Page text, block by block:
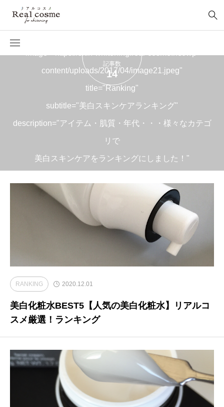
image="https://skin-whitening.real-cosme.net/wp-
content/uploads/2017/04/image21.jpeg"
title="Ranking"
subtitle="美白スキンケアランキング"
description="アイテム・肌質・年代・・・様々なカテゴ
リで
美白スキンケアをランキングにしました！"
記事数
14
RANKING 2020.12.01
美白化粧水BEST5【人気の美白化粧水】リアルコ
スメ厳選！ランキング